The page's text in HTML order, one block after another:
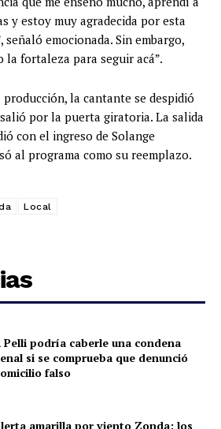
y estoy muy agradecida por esta
señaló emocionada. Sin embargo,
la fortaleza para seguir acá”.
la cantante se despidió
por la puerta giratoria. La salida
con el ingreso de Solange
al programa como su reemplazo.
Local
Pelli podría caberle una condena
si se comprueba que denunció
falso
amarilla por viento Zonda: los